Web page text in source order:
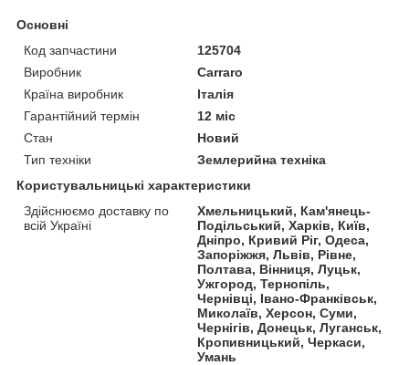
Основні
Код запчастини
125704
Виробник
Carraro
Країна виробник
Італія
Гарантійний термін
12 міс
Стан
Новий
Тип техніки
Землерийна техніка
Користувальницькі характеристики
Здійснюємо доставку по
всій Україні
Хмельницький, Кам'янець-
Подільський, Харків, Київ,
Дніпро, Кривий Ріг, Одеса,
Запоріжжя, Львів, Рівне,
Полтава, Вінниця, Луцьк,
Ужгород, Тернопіль,
Чернівці, Івано-Франківськ,
Миколаїв, Херсон, Суми,
Чернігів, Донецьк, Луганськ,
Кропивницький, Черкаси,
Умань